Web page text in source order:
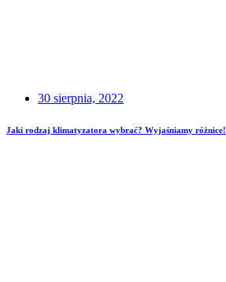
30 sierpnia, 2022
Jaki rodzaj klimatyzatora wybrać? Wyjaśniamy różnice!